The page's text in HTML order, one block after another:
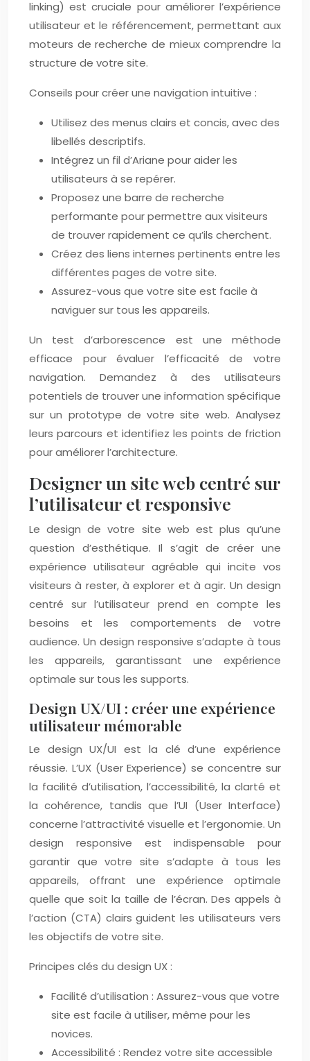
linking) est cruciale pour améliorer l’expérience
utilisateur et le référencement, permettant aux
moteurs de recherche de mieux comprendre la
structure de votre site.
Conseils pour créer une navigation intuitive :
Utilisez des menus clairs et concis, avec des
libellés descriptifs.
Intégrez un fil d’Ariane pour aider les
utilisateurs à se repérer.
Proposez une barre de recherche
performante pour permettre aux visiteurs
de trouver rapidement ce qu’ils cherchent.
Créez des liens internes pertinents entre les
différentes pages de votre site.
Assurez-vous que votre site est facile à
naviguer sur tous les appareils.
Un test d’arborescence est une méthode
efficace pour évaluer l’efficacité de votre
navigation. Demandez à des utilisateurs
potentiels de trouver une information spécifique
sur un prototype de votre site web. Analysez
leurs parcours et identifiez les points de friction
pour améliorer l’architecture.
Designer un site web centré sur
l’utilisateur et responsive
Le design de votre site web est plus qu’une
question d’esthétique. Il s’agit de créer une
expérience utilisateur agréable qui incite vos
visiteurs à rester, à explorer et à agir. Un design
centré sur l’utilisateur prend en compte les
besoins et les comportements de votre
audience. Un design responsive s’adapte à tous
les appareils, garantissant une expérience
optimale sur tous les supports.
Design UX/UI : créer une expérience
utilisateur mémorable
Le design UX/UI est la clé d’une expérience
réussie. L’UX (User Experience) se concentre sur
la facilité d’utilisation, l’accessibilité, la clarté et
la cohérence, tandis que l’UI (User Interface)
concerne l’attractivité visuelle et l’ergonomie. Un
design responsive est indispensable pour
garantir que votre site s’adapte à tous les
appareils, offrant une expérience optimale
quelle que soit la taille de l’écran. Des appels à
l’action (CTA) clairs guident les utilisateurs vers
les objectifs de votre site.
Principes clés du design UX :
Facilité d’utilisation : Assurez-vous que votre
site est facile à utiliser, même pour les
novices.
Accessibilité : Rendez votre site accessible